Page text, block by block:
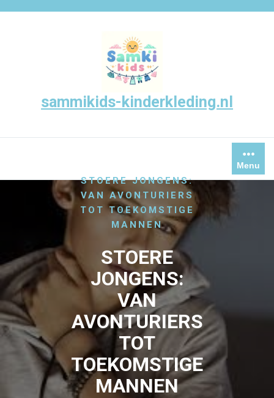
sammikids-kinderkleding.nl
Menu
STOERE JONGENS:
VAN AVONTURIERS
TOT TOEKOMSTIGE
MANNEN
STOERE
JONGENS:
VAN
AVONTURIERS
TOT
TOEKOMSTIGE
MANNEN